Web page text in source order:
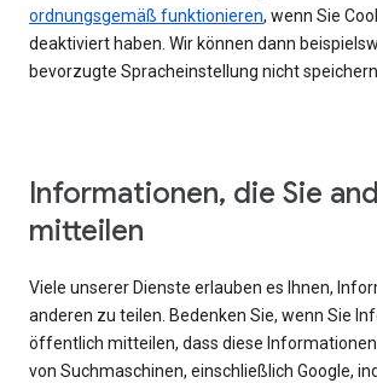
ordnungsgemäß funktionieren, wenn Sie
deaktiviert haben. Wir können dann
bevorzugte Spracheinstellung nicht
Informationen, die Sie
mitteilen
Viele unserer Dienste erlauben es Ihnen,
anderen zu teilen. Bedenken Sie, wenn Sie
öffentlich mitteilen, dass diese
von Suchmaschinen, einschließlich Google,